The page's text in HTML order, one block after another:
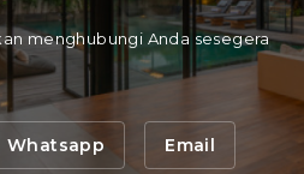
menghubungi Anda sesegera
Whatsapp Email